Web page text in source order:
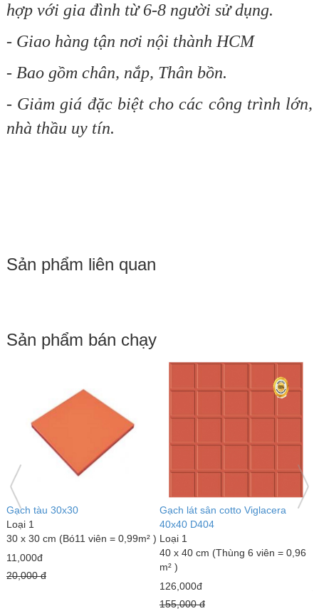
hợp với gia đình từ 6-8 người sử dụng.
- Giao hàng tận nơi nội thành HCM
- Bao gồm chân, nắp, Thân bồn.
- Giảm giá đặc biệt cho các công trình lớn,
nhà thầu uy tín.
Sản phẩm liên quan
Sản phẩm bán chạy
Gạch đỏ lát sân Gốm Mỹ
Loại 1
40 x 40 cm (Thùng 6 viên = 0,96
m² )
18,000đ
Gạch lát sân tráng men Mikado
GLM4040MX
Loại 1
40 x 40 cm (Thùng 6 viên = 0,96
m² )
23,000đ
25,000 đ